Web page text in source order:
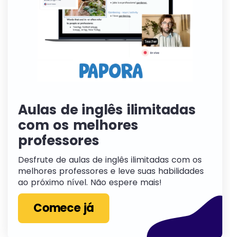
Aulas de inglês ilimitadas
com os melhores
professores
Desfrute de aulas de inglês ilimitadas com os
melhores professores e leve suas habilidades
ao próximo nível. Não espere mais!
Comece já